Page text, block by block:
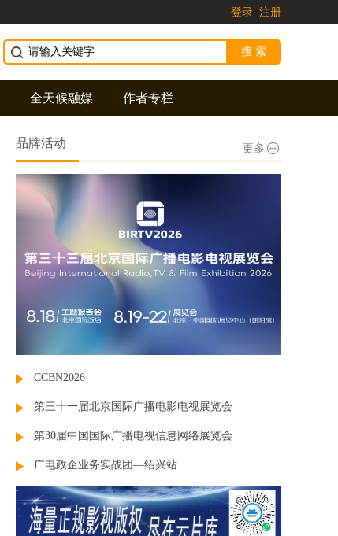
登录 注册
全天候融媒 作者专栏
品牌活动 更多
CCBN2026
第三十一届北京国际广播电影电视展览会
第30届中国国际广播电视信息网络展览会
广电政企业务实战团—绍兴站